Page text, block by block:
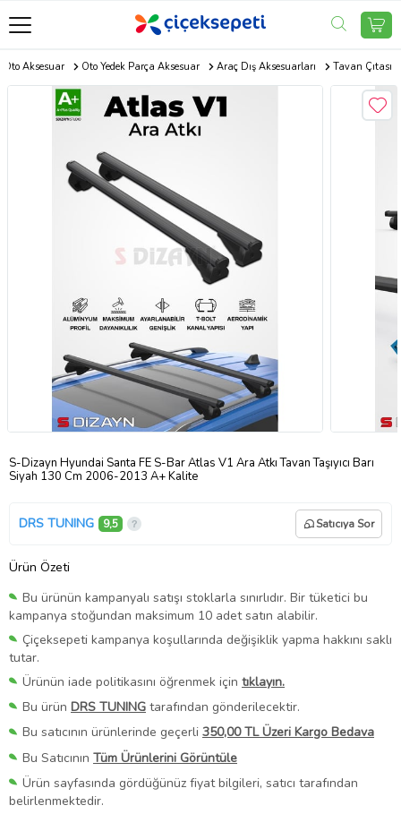
Oto Aksesuar Oto Yedek Parça Aksesuar Araç Dış Aksesuarları Tavan Çıtası
S-Dizayn Hyundai Santa FE S-Bar Atlas V1 Ara Atkı Tavan Taşıyıcı Barı
Siyah 130 Cm 2006-2013 A+ Kalite
DRS TUNING 9,5 Satıcıya Sor
Ürün Özeti
Bu ürünün kampanyalı satışı stoklarla sınırlıdır. Bir tüketici bu
kampanya stoğundan maksimum 10 adet satın alabilir.
Çiçeksepeti kampanya koşullarında değişiklik yapma hakkını saklı
tutar.
Ürünün iade politikasını öğrenmek için tıklayın.
Bu ürün DRS TUNING tarafından gönderilecektir.
Bu satıcının ürünlerinde geçerli 350,00 TL Üzeri Kargo Bedava
Bu Satıcının Tüm Ürünlerini Görüntüle
Ürün sayfasında gördüğünüz fiyat bilgileri, satıcı tarafından
belirlenmektedir.